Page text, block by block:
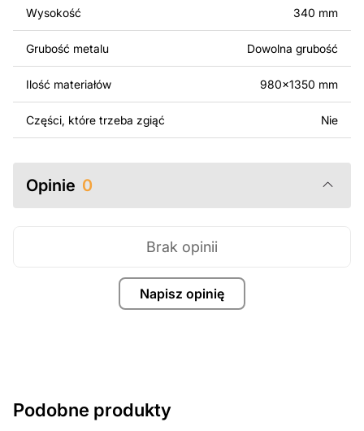
Za dodatkową opłatą możemy dostosować projekt
poprzez dodanie tekstu, obrazów lub logo Twojej firmy
albo wprowadzenie innych modyfikacji według Twoich
potrzeb. Jeśli potrzebujesz indywidualnego projektu
zawsze chętnie pomożemy.
Wysokość 340 mm
Grubość metalu Dowolna grubość
Ilość materiałów 980x1350 mm
Części, które trzeba zgiąć Nie
Opinie 0
Napisz opinię
Brak opinii
Podobne produkty